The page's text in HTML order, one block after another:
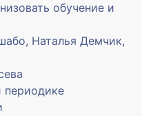
обучение и
Наталья Демчик,
периодике